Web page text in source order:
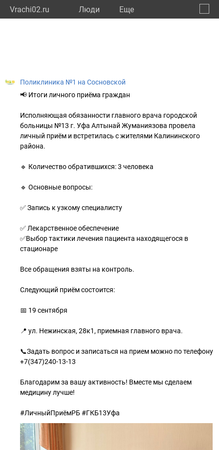
Vrachi02.ru Люди Eще
Поликлиника №1 на Сосновской
📢 Итоги личного приёма граждан
Исполняющая обязанности главного врача городской
больницы №13 г. Уфа Алтынай Жуманиязова провела
личный приём и встретилась с жителями Калининского
района.
🔹 Количество обратившихся: 3 человека
🔹 Основные вопросы:
✅ Запись к узкому специалисту
✅ Лекарственное обеспечение
✅Выбор тактики лечения пациента находящегося в
стационаре
Все обращения взяты на контроль.
Следующий приём состоится:
📅 19 сентября
📍 ул. Нежинская, 28к1, приемная главного врача.
📞Задать вопрос и записаться на прием можно по телефону
+7(347)240-13-13
Благодарим за вашу активность! Вместе мы сделаем
медицину лучше!
#ЛичныйПриёмРБ #ГКБ13Уфа